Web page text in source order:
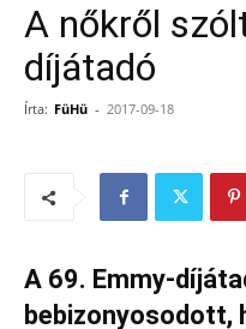
A nőkről
díjátadó
Írta: FüHü - 2017-09-18
A 69. Emmy-
bebizonyosodott,